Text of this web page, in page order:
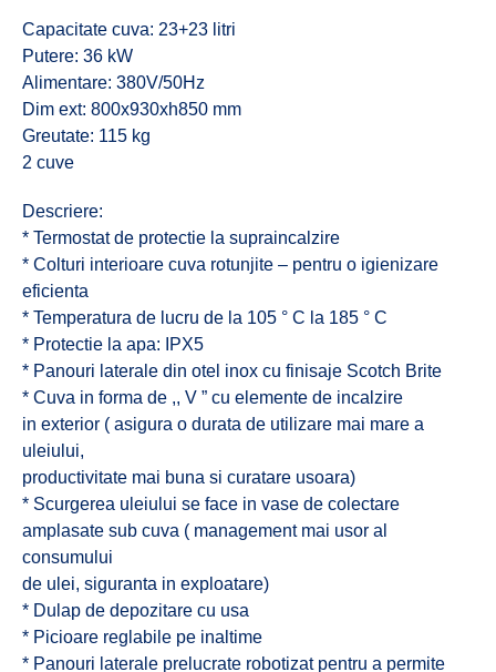
Capacitate cuva: 23+23 litri
Putere: 36 kW
Alimentare: 380V/50Hz
Dim ext: 800x930xh850 mm
Greutate: 115 kg
2 cuve
Descriere:
* Termostat de protectie la supraincalzire
* Colturi interioare cuva rotunjite – pentru o igienizare
eficienta
* Temperatura de lucru de la 105 ° C la 185 ° C
* Protectie la apa: IPX5
* Panouri laterale din otel inox cu finisaje Scotch Brite
* Cuva in forma de ,, V ” cu elemente de incalzire
in exterior ( asigura o durata de utilizare mai mare a
uleiului,
productivitate mai buna si curatare usoara)
* Scurgerea uleiului se face in vase de colectare
amplasate sub cuva ( management mai usor al
consumului
de ulei, siguranta in exploatare)
* Dulap de depozitare cu usa
* Picioare reglabile pe inaltime
* Panouri laterale prelucrate robotizat pentru a permite